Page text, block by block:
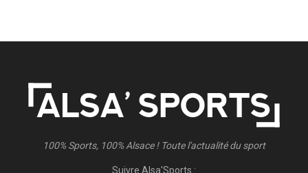
100% Sports, 100% Alsace ! Toute l'actualité du sport
Suivre Alsa'Sports :